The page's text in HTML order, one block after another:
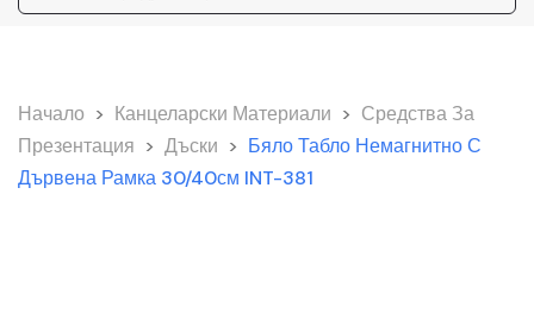
Начало > Канцеларски Материали > Средства За
Презентация > Дъски > Бяло Табло Немагнитно С
Дървена Рамка 30/40см INT-381